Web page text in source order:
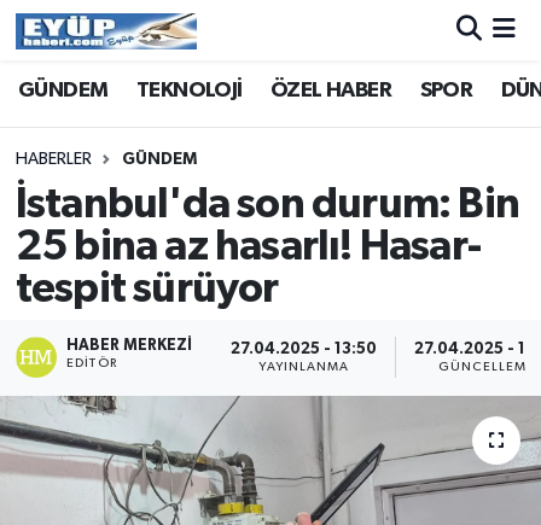
GÜNDEM TEKNOLOJİ ÖZEL HABER SPOR
HABERLER GÜNDEM
İstanbul'da son durum: Bin
25 bina az hasarlı! Hasar-
tespit sürüyor
HABER MERKEZI
EDITÖR
27.04.2025 - 13:50
YAYINLANMA
27.04.2025 -
GÜNCELLEME